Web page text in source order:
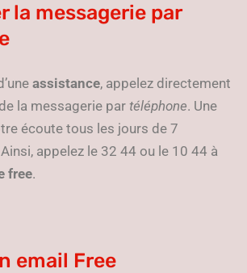
la messagerie par
assistance, appelez directement
la messagerie par téléphone. Une
écoute tous les jours de 7
appelez le 32 44 ou le 10 44 à
free.
email Free